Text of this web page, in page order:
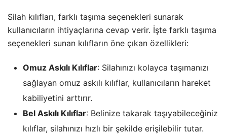
Silah kılıfları, farklı taşıma seçenekleri sunarak
kullanıcıların ihtiyaçlarına cevap verir. İşte farklı taşıma
seçenekleri sunan kılıfların öne çıkan özellikleri:
Omuz Askılı Kılıflar: Silahınızı kolayca taşımanızı
sağlayan omuz askılı kılıflar, kullanıcıların hareket
kabiliyetini arttırır.
Bel Askılı Kılıflar: Belinize takarak taşıyabileceğiniz
kılıflar, silahınızı hızlı bir şekilde erişilebilir tutar.